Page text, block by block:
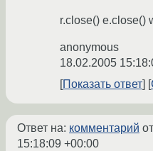
r.close() e.close()
anonymous
18.02.2005
Показать ответ
Ответ на: комментарий
15:18:09 +00:00